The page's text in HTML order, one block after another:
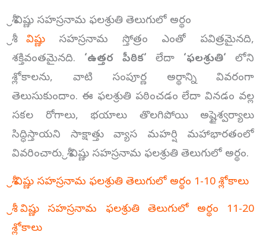
శ్రీ విష్ణు సహస్రనామ ఫలశ్రుతి తెలుగులో అర్థం
శ్రీ విష్ణుసహస్రనామ స్తోత్రం ఎంతో పవిత్రమైనది,
శక్తివంతమైనది. ‘ఉత్తర పీఠిక‘ లేదా ‘ఫలశ్రుతి‘ లోని
శ్లోకాలను, వాటి సంపూర్ణ అర్థాన్ని వివరంగా
తెలుసుకుందాం. ఈ ఫలశ్రుతి పఠించడం లేదా వినడం వల్ల
సకల రోగాలు, భయాలు తొలగిపోయి అష్టైశ్వర్యాలు
సిద్ధిస్తాయని సాక్షాత్తు వ్యాస మహర్షి మహాభారతంలో
వివరించారు. శ్రీ విష్ణు సహస్రనామ ఫలశ్రుతి తెలుగులో అర్థం.
శ్రీ విష్ణు సహస్రనామ ఫలశ్రుతి తెలుగులో అర్థం 1-10 శ్లోకాలు
శ్రీ విష్ణు సహస్రనామ ఫలశ్రుతి తెలుగులో అర్థం 11-20
శ్లోకాలు